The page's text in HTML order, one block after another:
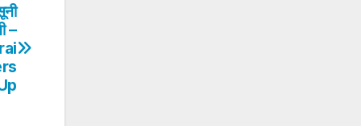
–